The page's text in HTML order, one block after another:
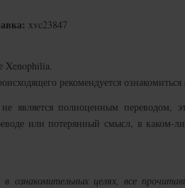
xvc23847
Xenophilia.
рекомендуется
является полноценным переводом,
или потерянный смысл, в каком-
в ознакомительных целях, все